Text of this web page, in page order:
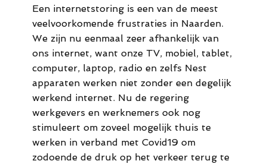
035 20 310
info@meldaro.nl
Een internetstoring is een van de meest
veelvoorkomende frustraties in Naarden.
We zijn nu eenmaal zeer afhankelijk van
ons internet, want onze TV, mobiel, tablet,
computer, laptop, radio en zelfs Nest
apparaten werken niet zonder een degelijk
werkend internet. Nu de regering
werkgevers en werknemers ook nog
stimuleert om zoveel mogelijk thuis te
werken in verband met Covid19 om
zodoende de druk op het verkeer terug te